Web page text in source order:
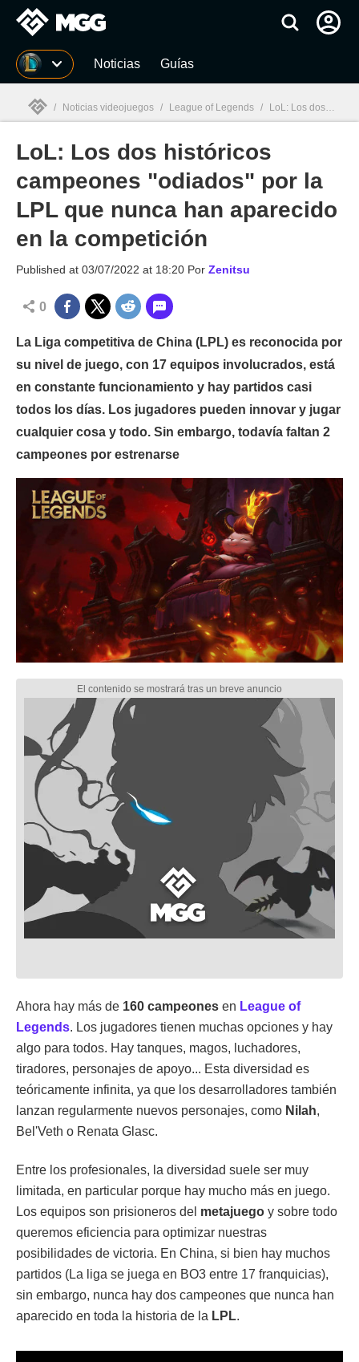
MGG Noticias Guías
MGG
/ Noticias videojuegos / League of Legends / LoL: Los dos históricos campeones "odiados" por la LPL que nunca han aparecido en la competición
LoL: Los dos históricos
campeones "odiados" por la
LPL que nunca han aparecido
en la competición
Published at 03/07/2022 at 18:20 Por Zenitsu
0
La Liga competitiva de China (LPL) es reconocida por
su nivel de juego, con 17 equipos involucrados, está
en constante funcionamiento y hay partidos casi
todos los días. Los jugadores pueden innovar y jugar
cualquier cosa y todo. Sin embargo, todavía faltan 2
campeones por estrenarse
Ahora hay más de 160 campeones en League of
Legends. Los jugadores tienen muchas opciones y hay
algo para todos. Hay tanques, magos, luchadores,
tiradores, personajes de apoyo... Esta diversidad es
teóricamente infinita, ya que los desarrolladores también
lanzan regularmente nuevos personajes, como Nilah,
Bel'Veth o Renata Glasc.
Entre los profesionales, la diversidad suele ser muy
limitada, en particular porque hay mucho más en juego.
Los equipos son prisioneros del metajuego y sobre todo
queremos eficiencia para optimizar nuestras
posibilidades de victoria. En China, si bien hay muchos
partidos (La liga se juega en BO3 entre 17 franquicias),
sin embargo, nunca hay dos campeones que nunca han
aparecido en toda la historia de la LPL.